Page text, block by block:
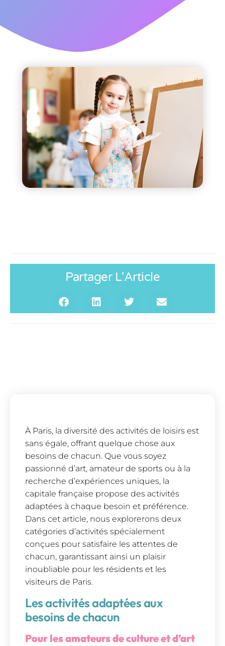
Partager L'Article
À Paris, la diversité des activités de loisirs est
sans égale, offrant quelque chose aux
besoins de chacun. Que vous soyez
passionné d’art, amateur de sports ou à la
recherche d’expériences uniques, la
capitale française propose des activités
adaptées à chaque besoin et préférence.
Dans cet article, nous explorerons deux
catégories d’activités spécialement
conçues pour satisfaire les attentes de
chacun, garantissant ainsi un plaisir
inoubliable pour les résidents et les
visiteurs de Paris.
Les activités adaptées aux
besoins de chacun
Pour les amateurs de culture et d’art